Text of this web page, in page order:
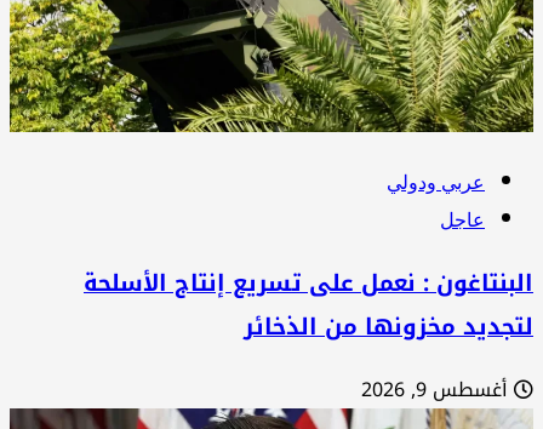
عربي ودولي
عاجل
: نعمل على تسريع إنتاج الأسلحة
مخزونها من الذخائر
أغسطس 9, 2026